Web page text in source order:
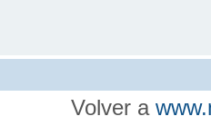
Volver a